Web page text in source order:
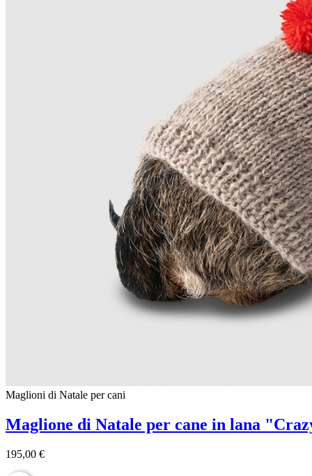
Maglioni di Natale per cani
Maglione di Natale per cane in lana
195,00 €